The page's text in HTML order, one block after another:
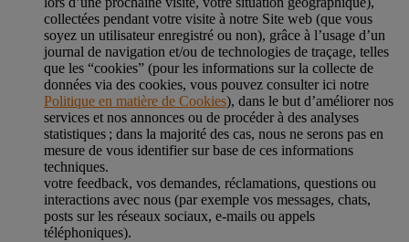
collectées pendant votre visite à notre Site web (que vous
soyez un utilisateur enregistré ou non), grâce à l’usage d’un
journal de navigation et/ou de technologies de traçage, telles
que les “cookies” (pour les informations sur la collecte de
données via des cookies, vous pouvez consulter ici notre
Politique en matière de Cookies), dans le but d’améliorer nos
services et nos annonces ou de procéder à des analyses
statistiques ; dans la majorité des cas, nous ne serons pas en
mesure de vous identifier sur base de ces informations
techniques.
votre feedback, vos demandes, réclamations, questions ou
interactions avec nous (par exemple vos messages, chats,
posts sur les réseaux sociaux, e-mails ou appels
téléphoniques).